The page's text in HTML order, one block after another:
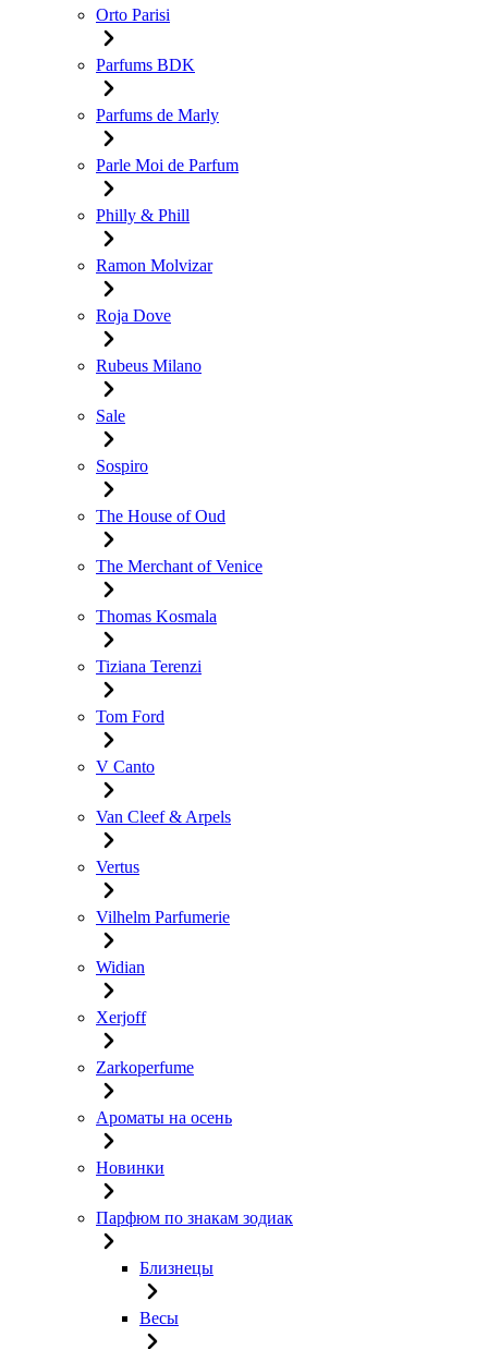
Orto Parisi
Parfums BDK
Parfums de Marly
Parle Moi de Parfum
Philly & Phill
Ramon Molvizar
Roja Dove
Rubeus Milano
Sale
Sospiro
The House of Oud
The Merchant of Venice
Thomas Kosmala
Tiziana Terenzi
Tom Ford
V Canto
Van Cleef & Arpels
Vertus
Vilhelm Parfumerie
Widian
Xerjoff
Zarkoperfume
Ароматы на осень
Новинки
Парфюм по знакам зодиак
Близнецы
Весы